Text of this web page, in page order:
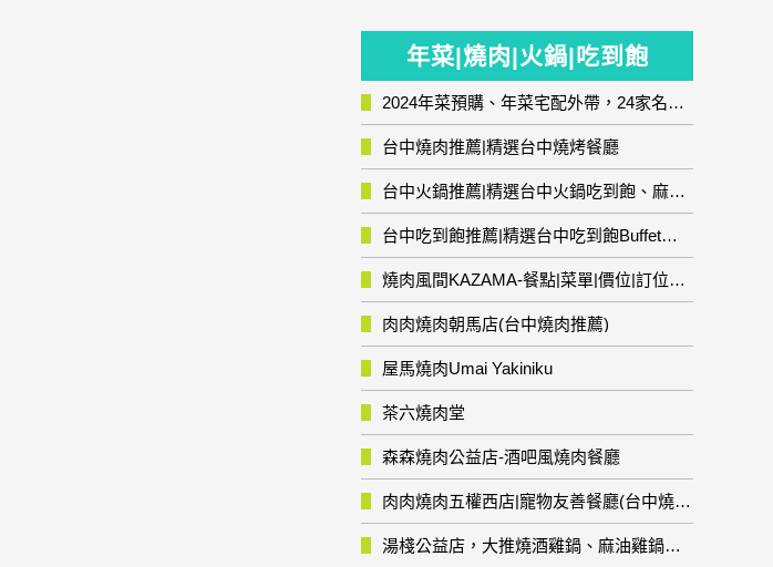
年菜|燒肉|火鍋|吃到飽
2024年菜預購、年菜宅配外帶，24家名店年菜推薦整理，圍爐輕鬆上菜團圓趣
台中燒肉推薦|精選台中燒烤餐廳
台中火鍋推薦|精選台中火鍋吃到飽、麻辣鍋、鴛鴦鍋、石頭火鍋、酸菜白肉鍋、海鮮鍋、燒酒雞、麻油雞、壽喜燒等熱門人氣火鍋店!
台中吃到飽推薦|精選台中吃到飽Buffet自助餐廳
燒肉風間KAZAMA-餐點|菜單|價位|訂位資訊
肉肉燒肉朝馬店(台中燒肉推薦)
屋馬燒肉Umai Yakiniku
茶六燒肉堂
森森燒肉公益店-酒吧風燒肉餐廳
肉肉燒肉五權西店|寵物友善餐廳(台中燒肉推薦)
湯棧公益店，大推燒酒雞鍋、麻油雞鍋暖暖有夠補